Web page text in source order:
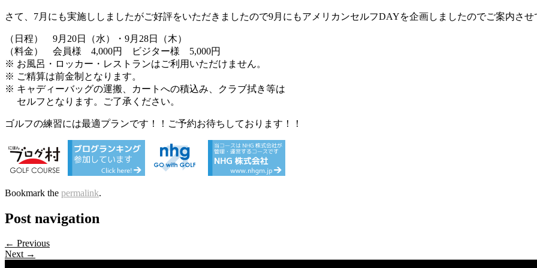
さて、7月にも実施ししましたがご好評をいただきましたので9月にもアメリカンセルフDAYを企画しましたのでご案内させ
（日程） 9月20日（水）・9月28日（木）
（料金） 会員様 4,000円 ビジター様 5,000円
※ お風呂・ロッカー・レストランはご利用いただけません。
※ ご精算は前金制となります。
※ キャディーバッグの運搬、カートへの積込み、クラブ拭き等は
セルフとなります。ご了承ください。
ゴルフの練習には最適プランです！！ご予約お待ちしております！！
Bookmark the permalink.
Post navigation
← Previous
Next →